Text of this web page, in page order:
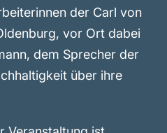
der Carl von
vor Ort dabei
dem Sprecher der
über ihre